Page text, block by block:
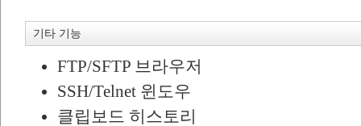
기타 기능
FTP/SFTP 브라우저
SSH/Telnet 윈도우
클립보드 히스토리